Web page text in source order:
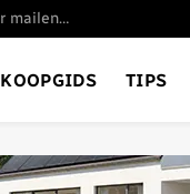
Google stopt met verschillende Gmail-functies: waaronder mailen vanaf andere adresssen
KOOPGIDS TIPS